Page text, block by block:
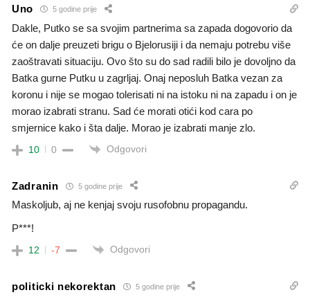
Uno 5 godine prije
Dakle, Putko se sa svojim partnerima sa zapada dogovorio da
će on dalje preuzeti brigu o Bjelorusiji i da nemaju potrebu više
zaoštravati situaciju. Ovo što su do sad radili bilo je dovoljno da
Batka gurne Putku u zagrljaj. Onaj neposluh Batka vezan za
koronu i nije se mogao tolerisati ni na istoku ni na zapadu i on je
morao izabrati stranu. Sad će morati otići kod cara po
smjernice kako i šta dalje. Morao je izabrati manje zlo.
10 0 Odgovori
Zadranin 5 godine prije
Maskoljub, aj ne kenjaj svoju rusofobnu propagandu.
P***!
12 -7 Odgovori
politicki nekorektan 5 godine prije